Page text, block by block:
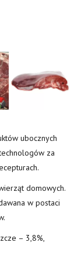
ubocznych
za
domowych.
w postaci
– 3,8%,